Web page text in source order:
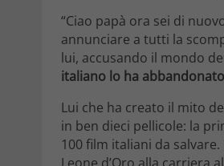
“Ciao papà ora sei di
annunciare a tutti la
lui, accusando il mondo
italiano lo ha abbandonato
Lui che ha creato il mito
in ben dieci pellicole: la
100 film italiani da